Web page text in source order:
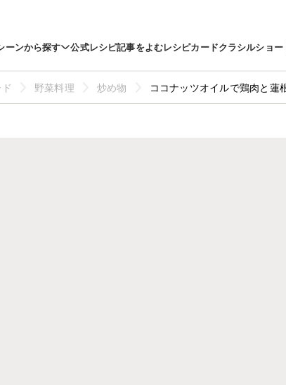
ーンから探す 公式レシピ記事をよむレシピカードクラシルショー
野菜料理 炒め物 ココナッツオイルで鶏肉と蓮